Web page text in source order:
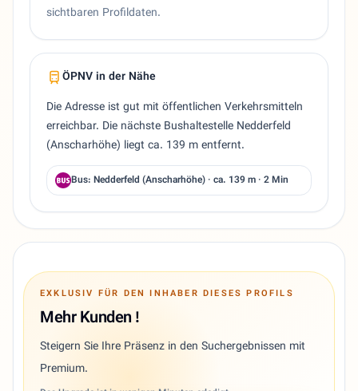
sichtbaren Profildaten.
ÖPNV in der Nähe
Die Adresse ist gut mit öffentlichen Verkehrsmitteln
erreichbar. Die nächste Bushaltestelle Nedderfeld
(Anscharhöhe) liegt ca. 139 m entfernt.
Bus: Nedderfeld (Anscharhöhe) · ca. 139 m · 2 Min
EXKLUSIV FÜR DEN INHABER DIESES PROFILS
Mehr Kunden !
Steigern Sie Ihre Präsenz in den Suchergebnissen mit
Premium.